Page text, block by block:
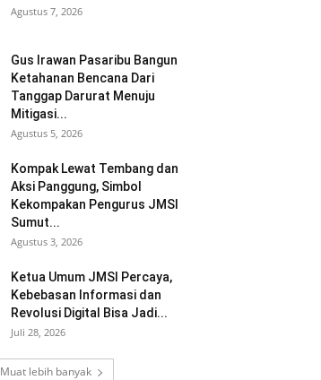
Agustus 7, 2026
Gus Irawan Pasaribu Bangun
Ketahanan Bencana Dari
Tanggap Darurat Menuju
Mitigasi...
Agustus 5, 2026
Kompak Lewat Tembang dan
Aksi Panggung, Simbol
Kekompakan Pengurus JMSI
Sumut...
Agustus 3, 2026
Ketua Umum JMSI Percaya,
Kebebasan Informasi dan
Revolusi Digital Bisa Jadi...
Juli 28, 2026
Muat lebih banyak